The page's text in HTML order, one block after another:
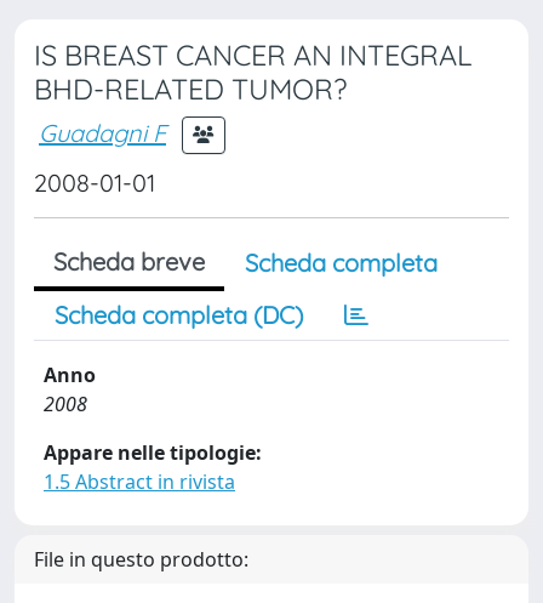
IS BREAST CANCER AN INTEGRAL
BHD-RELATED TUMOR?
Guadagni F
2008-01-01
Scheda breve
Scheda completa
Scheda completa (DC)
Anno
2008
Appare nelle tipologie:
1.5 Abstract in rivista
File in questo prodotto: